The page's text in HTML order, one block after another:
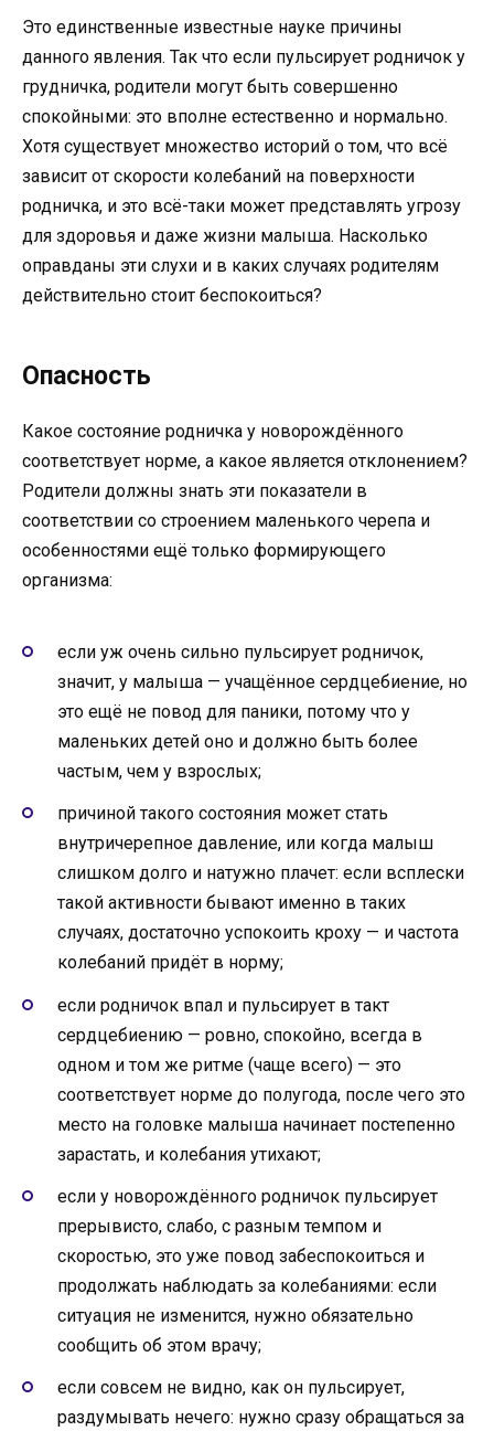
Это единственные известные науке причины
данного явления. Так что если пульсирует родничок у
грудничка, родители могут быть совершенно
спокойными: это вполне естественно и нормально.
Хотя существует множество историй о том, что всё
зависит от скорости колебаний на поверхности
родничка, и это всё-таки может представлять угрозу
для здоровья и даже жизни малыша. Насколько
оправданы эти слухи и в каких случаях родителям
действительно стоит беспокоиться?
Опасность
Какое состояние родничка у новорождённого
соответствует норме, а какое является отклонением?
Родители должны знать эти показатели в
соответствии со строением маленького черепа и
особенностями ещё только формирующего
организма:
если уж очень сильно пульсирует родничок,
значит, у малыша — учащённое сердцебиение, но
это ещё не повод для паники, потому что у
маленьких детей оно и должно быть более
частым, чем у взрослых;
причиной такого состояния может стать
внутричерепное давление, или когда малыш
слишком долго и натужно плачет: если всплески
такой активности бывают именно в таких
случаях, достаточно успокоить кроху — и частота
колебаний придёт в норму;
если родничок впал и пульсирует в такт
сердцебиению — ровно, спокойно, всегда в
одном и том же ритме (чаще всего) — это
соответствует норме до полугода, после чего это
место на головке малыша начинает постепенно
зарастать, и колебания утихают;
если у новорождённого родничок пульсирует
прерывисто, слабо, с разным темпом и
скоростью, это уже повод забеспокоиться и
продолжать наблюдать за колебаниями: если
ситуация не изменится, нужно обязательно
сообщить об этом врачу;
если совсем не видно, как он пульсирует,
раздумывать нечего: нужно сразу обращаться за